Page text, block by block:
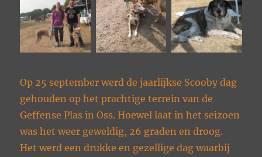
Op 25 september werd de jaarlijkse Scooby dag
gehouden op het prachtige terrein van de
Geffense Plas in Oss. Hoewel laat in het seizoen
was het weer geweldig, 26 graden en droog.
Het werd een drukke en gezellige dag waarbij